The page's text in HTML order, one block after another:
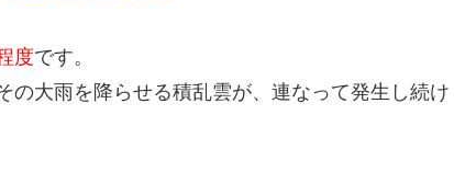
度です。
の大雨を降らせる積乱雲が、連なって発生し続け